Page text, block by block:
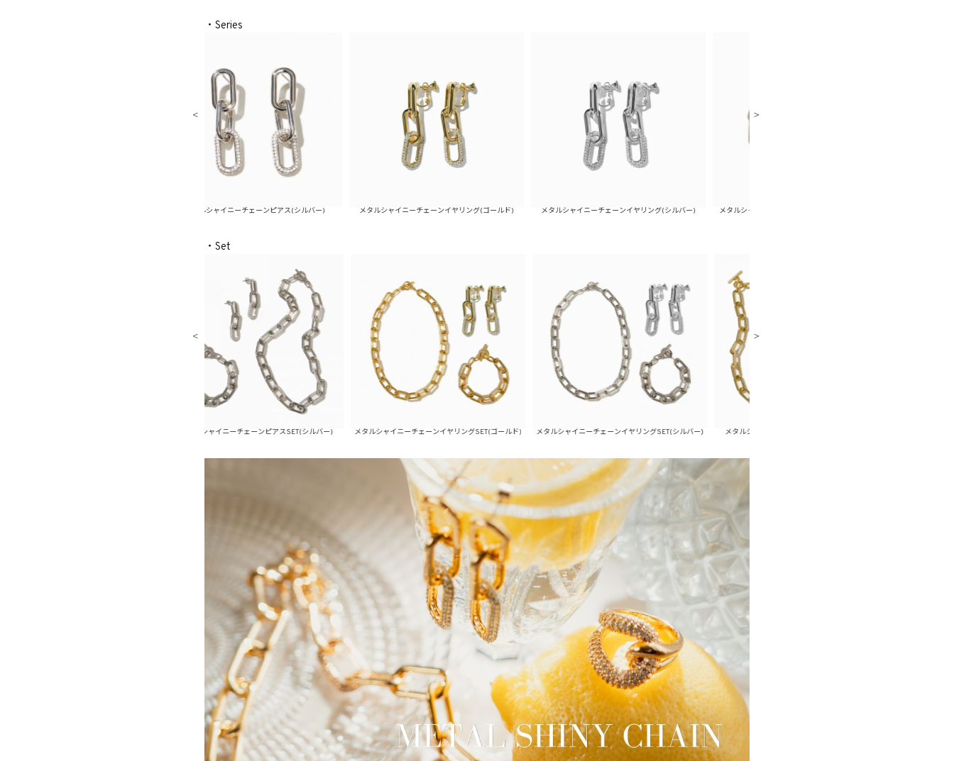
・Series
メタルシャイニーチェーンピアス(シルバー) メタルシャイニーチェーンイヤリング(ゴールド) メタルシャイニーチェーンイヤリング(シルバー) メタルシャイニーチェーンブレスレット(ゴールド)
・Set
メタルシャイニーチェーンピアスSET(シルバー) メタルシャイニーチェーンイヤリングSET(ゴールド) メタルシャイニーチェーンイヤリングSET(シルバー) メタルシャイニーチェーンピアスSET(ゴールド)